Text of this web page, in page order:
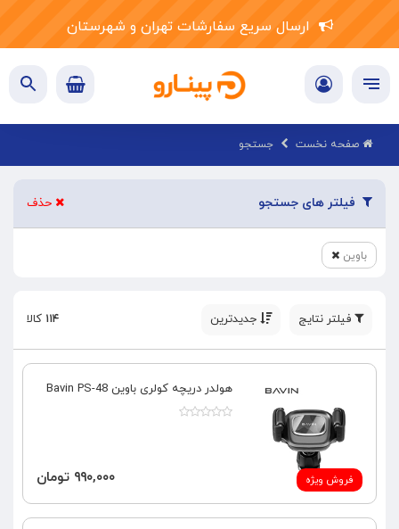
ارسال سریع سفارشات تهران و شهرستان
صفحه نخست جستجو
فیلتر های جستجو حذف
باوین
فیلتر نتایج جدیدترین ۱۱۴ کالا
فروش ویژه
هولدر دریچه کولری باوین Bavin PS-48
۹۹۰,۰۰۰ تومان